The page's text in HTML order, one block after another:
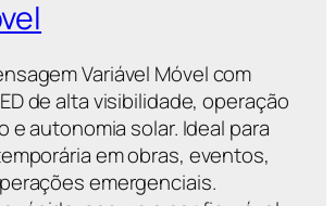
Variável Móvel com
de alta visibilidade, operação
e autonomia solar. Ideal para
em obras, eventos,
emergenciais.